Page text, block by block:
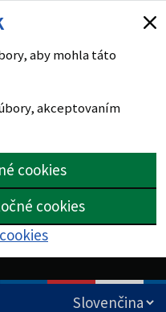
aby mohla táto
akceptovaním
cookies
cookies